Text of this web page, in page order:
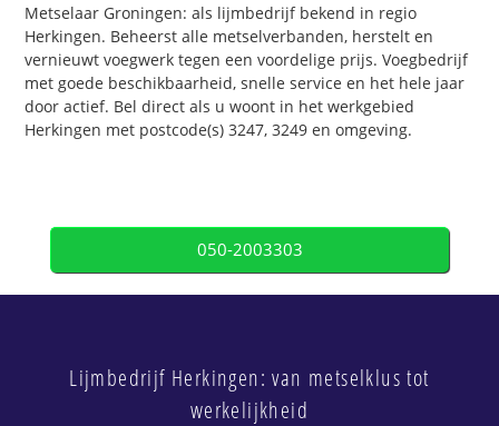
Metselaar Groningen: als lijmbedrijf bekend in regio
Herkingen. Beheerst alle metselverbanden, herstelt en
vernieuwt voegwerk tegen een voordelige prijs. Voegbedrijf
met goede beschikbaarheid, snelle service en het hele jaar
door actief. Bel direct als u woont in het werkgebied
Herkingen met postcode(s) 3247, 3249 en omgeving.
050-2003303
Lijmbedrijf Herkingen: van metselklus tot
werkelijkheid